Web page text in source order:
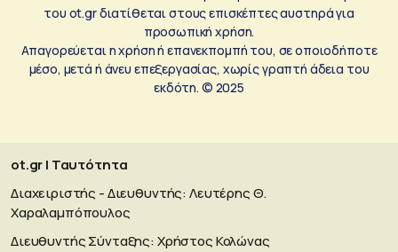
του ot.gr διατίθεται στους επισκέπτες αυστηρά για
προσωπική χρήση.
Απαγορεύεται η χρήση ή επανεκπομπή του, σε οποιοδήποτε
μέσο, μετά ή άνευ επεξεργασίας, χωρίς γραπτή άδεια του
εκδότη. © 2025
ot.gr | Ταυτότητα
Διαχειριστής - Διευθυντής: Λευτέρης Θ.
Χαραλαμπόπουλος
Διευθυντής Σύνταξης: Χρήστος Κολώνας